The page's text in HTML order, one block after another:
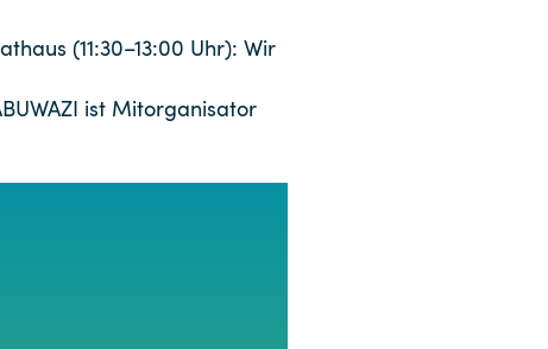
(11:30–13:00 Uhr): Wir
ist Mitorganisator